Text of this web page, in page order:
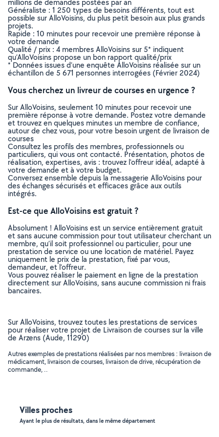
millions de demandes postées par an
Généraliste : 1 250 types de besoins différents, tout est
possible sur AlloVoisins, du plus petit besoin aux plus grands
projets.
Rapide : 10 minutes pour recevoir une première réponse à
votre demande
Qualité / prix : 4 membres AlloVoisins sur 5* indiquent
qu’AlloVoisins propose un bon rapport qualité/prix
* Données issues d’une enquête AlloVoisins réalisée sur un
échantillon de 5 671 personnes interrogées (Février 2024)
Vous cherchez un livreur de courses en urgence ?
Sur AlloVoisins, seulement 10 minutes pour recevoir une
première réponse à votre demande. Postez votre demande
et trouvez en quelques minutes un membre de confiance,
autour de chez vous, pour votre besoin urgent de livraison de
courses
Consultez les profils des membres, professionnels ou
particuliers, qui vous ont contacté. Présentation, photos de
réalisation, expertises, avis : trouvez l'offreur idéal, adapté à
votre demande et à votre budget.
Conversez ensemble depuis la messagerie AlloVoisins pour
des échanges sécurisés et efficaces grâce aux outils
intégrés.
Est-ce que AlloVoisins est gratuit ?
Absolument ! AlloVoisins est un service entièrement gratuit
et sans aucune commission pour tout utilisateur cherchant un
membre, qu’il soit professionnel ou particulier, pour une
prestation de service ou une location de matériel. Payez
uniquement le prix de la prestation, fixé par vous,
demandeur, et l’offreur.
Vous pouvez réaliser le paiement en ligne de la prestation
directement sur AlloVoisins, sans aucune commission ni frais
bancaires.
Sur AlloVoisins, trouvez toutes les prestations de services
pour réaliser votre projet de Livraison de courses sur la ville
de Arzens (Aude, 11290)
Autres exemples de prestations réalisées par nos membres : livraison de
médicament, livraison de courses, livraison de drive, récupération de
commande, ..
Villes proches
Ayant le plus de résultats, dans le même département